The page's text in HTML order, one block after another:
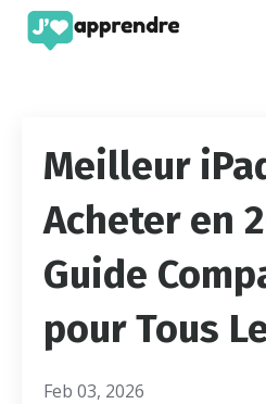
Meilleur
Acheter en
Guide
pour Tous
Feb 03, 2026